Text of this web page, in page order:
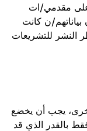
على مقدمي/ات
بياناتهم/ن كانت
النشر للتشريعات
يجب أن يخضع
بالقدر الذي قد